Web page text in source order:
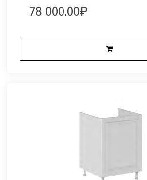
78 000.00